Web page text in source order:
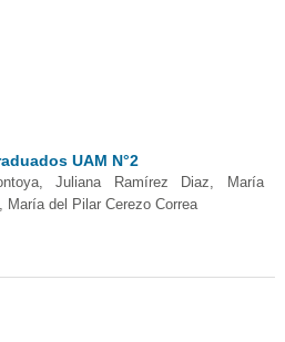
UAM N°2
Juliana Ramírez Diaz, María
María del Pilar Cerezo Correa